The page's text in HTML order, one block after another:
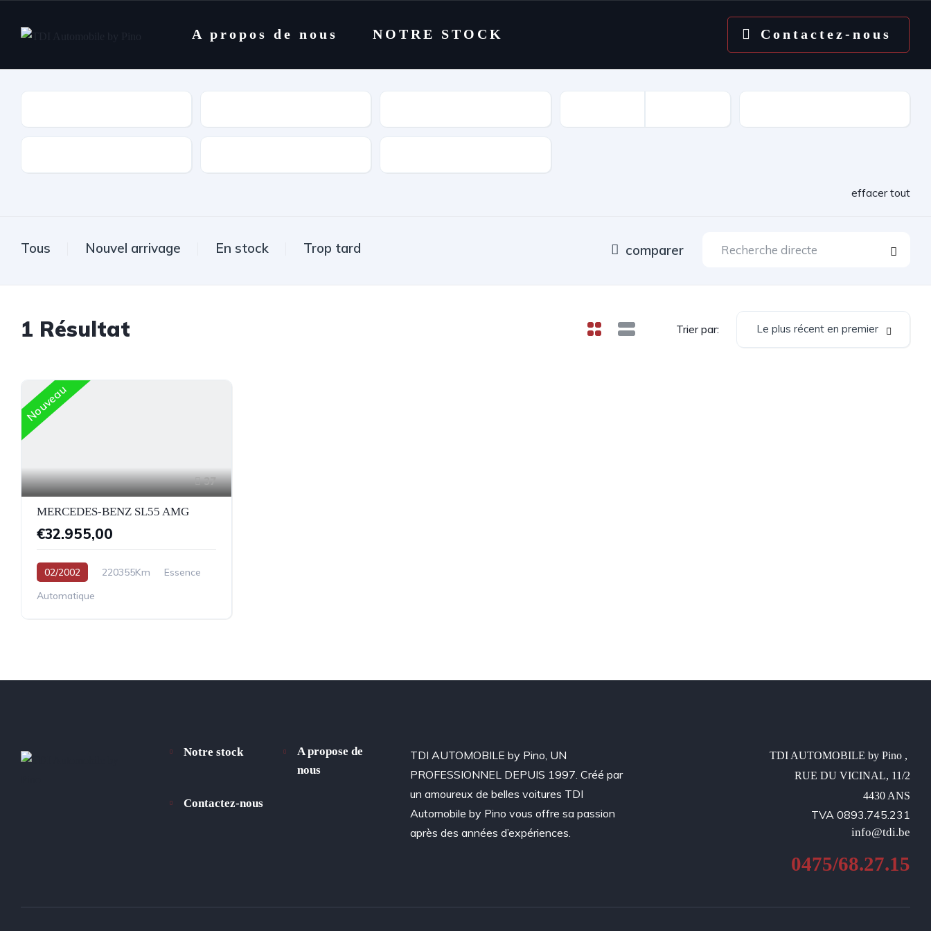
A propos de nous NOTRE STOCK Contactez-nous
effacer tout
Tous Nouvel arrivage En stock Trop tard comparer
1 Résultat Trier par: Le plus récent en premier
Nouveau
37
MERCEDES-BENZ SL55 AMG
€32.955,00
02/2002 220355Km
Essence
Automatique
Notre stock
A propose de
nous
Contactez-nous
TDI AUTOMOBILE by Pino, UN
PROFESSIONNEL DEPUIS 1997. Créé par
un amoureux de belles voitures TDI
Automobile by Pino vous offre sa passion
après des années d’expériences.
TDI AUTOMOBILE by Pino ,
RUE DU VICINAL, 11/2
4430 ANS
TVA 0893.745.231
info@tdi.be
0475/68.27.15